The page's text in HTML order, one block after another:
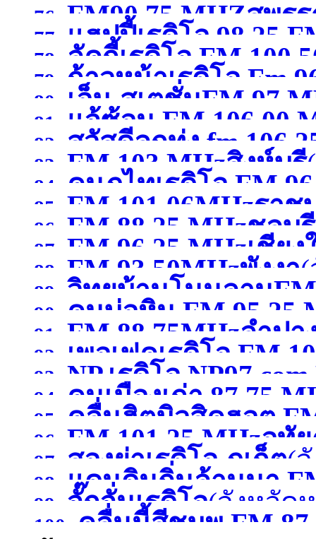
สุพรรณบุรี )
76. FM90.75 MHZสุพร
77. แฮปปี้เรดิโอ 98.25
78. ลัคกี้เรดิโอ FM
79.
ก้าวหน้าเรดิโอ Fm
เชียงใหม่ )
80.
เอ็ม-สเตชั่นFM 97
กาญจนบุรี )
81. แจ้ซ้อน FM 106.00
82. สวัสดีลูกทุ่ง fm
83. FM 103 MHzสิงห์บุรี
84.
คนภูไทเรดิโอ FM
สกลนคร )
85. FM 101.06MHzราช
86. FM 88.25 MHzชลบุรี
87. FM 96.25 MHzเชียง
88. FM 93.50MHzพังงา
89. วิทยุบ้านโนนลาน
ศรีสะเกษ )
90.
คนบ่อหิน FM 95.25
หนองคาย )
91. FM 88.75MHzลำปา
92.
เพอเฟคเรดิโอ FM
สระบุรี)
93. NP.เรดิโอ
)
94. คนเมืองเก่า 87.75
95.
คลื่นฮิตมิวสิคฮอต
อุดรธานี )
96. FM 101.25 MHzอุทั
97. สองย่าเรดิโอ ภูเก็ต(
98.
แดนดินถิ่นล้านนา
)
99. จั๊กจั่นเรดิโอ(จังหวัด
100.
คลื่นนี้สีชมพู FM